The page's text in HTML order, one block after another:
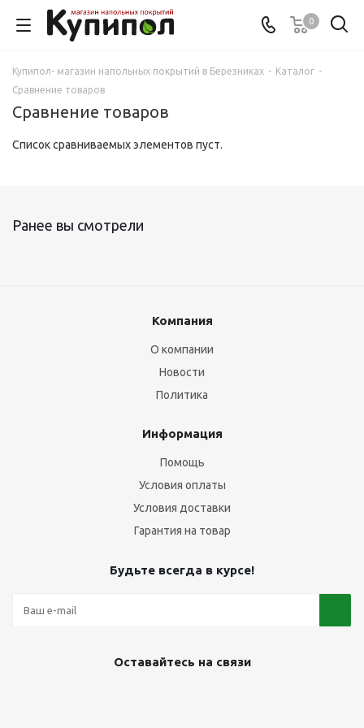
0
Купипол- магазин напольных покрытий в Березниках - Каталог -
Сравнение товаров
Сравнение товаров
Список сравниваемых элементов пуст.
Ранее вы смотрели
Компания
О компании
Новости
Политика
Информация
Помощь
Условия оплаты
Условия доставки
Гарантия на товар
Будьте всегда в курсе!
Оставайтесь на связи